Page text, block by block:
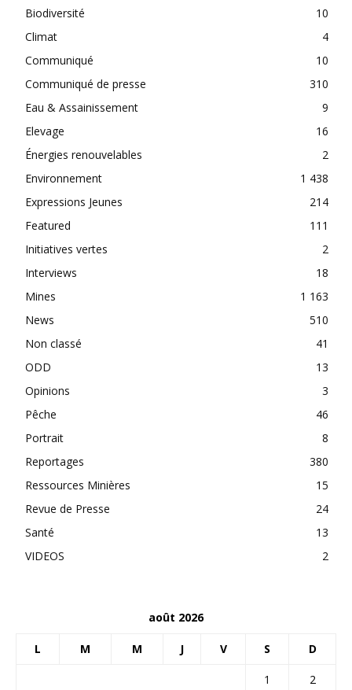
Biodiversité
10
Climat
4
Communiqué
10
Communiqué de presse
310
Eau & Assainissement
9
Elevage
16
Énergies renouvelables
2
Environnement
1 438
Expressions Jeunes
214
Featured
111
Initiatives vertes
2
Interviews
18
Mines
1 163
News
510
Non classé
41
ODD
13
Opinions
3
Pêche
46
Portrait
8
Reportages
380
Ressources Minières
15
Revue de Presse
24
Santé
13
VIDEOS
2
août 2026
L M M J V S D
1
2